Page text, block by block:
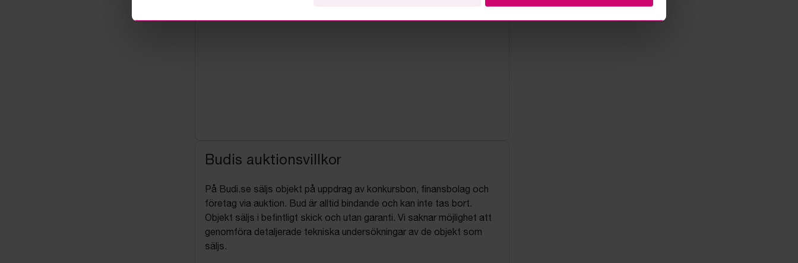
Budis auktionsvillkor
På Budi.se säljs objekt på uppdrag av konkursbon, finansbolag och
företag via auktion. Bud är alltid bindande och kan inte tas bort.
Objekt säljs i befintligt skick och utan garanti. Vi saknar möjlighet att
genomföra detaljerade tekniska undersökningar av de objekt som
säljs.